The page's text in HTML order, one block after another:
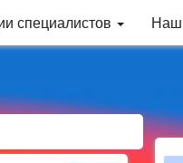
специалистов